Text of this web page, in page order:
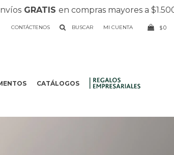
GRATISen compras mayores a $1.500 ||
CATÁLOGOS
CONTÁCTENOS $0